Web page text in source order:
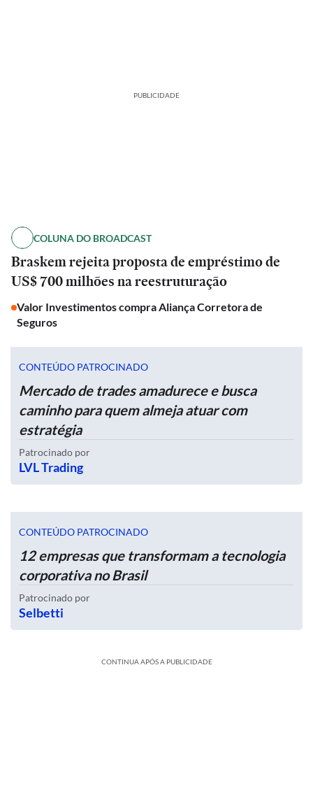
PUBLICIDADE
COLUNA DO BROADCAST
Braskem rejeita proposta de empréstimo de
US$ 700 milhões na reestruturação
Valor Investimentos compra Aliança Corretora de
Seguros
CONTEÚDO PATROCINADO
Mercado de trades amadurece e busca
caminho para quem almeja atuar com
estratégia
Patrocinado por
LVL Trading
CONTEÚDO PATROCINADO
12 empresas que transformam a tecnologia
corporativa no Brasil
Patrocinado por
Selbetti
CONTINUA APÓS A PUBLICIDADE